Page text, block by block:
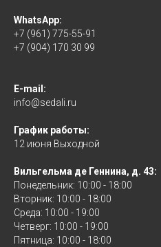
WhatsApp:
+7 (961) 775-55-91
+7 (904) 170 30 99
E-mail:
info@sedali.ru
График работы:
12 июня Выходной
Вильгельма де Геннина, д. 43:
Понедельник: 10:00 - 18:00
Вторник: 10:00 - 18:00
Среда: 10:00 - 19:00
Четверг: 10:00 - 19:00
Пятница: 10:00 - 18:00